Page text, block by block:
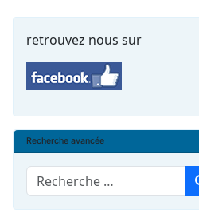
retrouvez nous sur
Recherche avancée
Rechercher